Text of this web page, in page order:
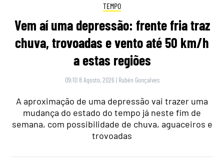
TEMPO
Vem aí uma depressão: frente fria traz
chuva, trovoadas e vento até 50 km/h
a estas regiões
09:10 8 Agosto, 2026 | Rubén Gonçalves
A aproximação de uma depressão vai trazer uma
mudança do estado do tempo já neste fim de
semana, com possibilidade de chuva, aguaceiros e
trovoadas